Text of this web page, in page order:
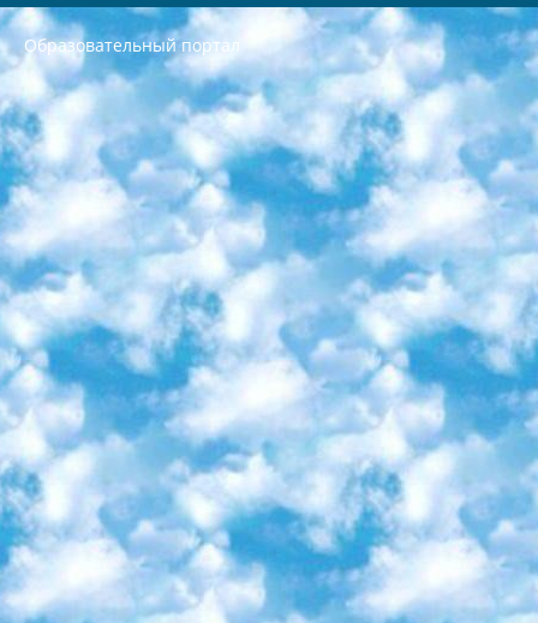
Образовательный портал
РЕСПУБЛИКА УЗБЕКИСТАН МИНИСТРЕРСТВО ДОШКОЛЬНОГО И ШКОЛЬНОГО ОБРАЗОВАНИЯ КОМАНДА в общеобразовательных учреждениях в 2023-2024 учебном году организация и проведение итоговой государственной аттестации обучающихся о Министра дошкольного и школьного образования Республики Узбекистан от 4 марта 2008 года (постановлением Минюста от 20 марта 2008 года № 1778 государственной регистрации) «Итоговое состояние учащихся общего среднего образования на основании положения об утверждении положения об аттестации общего среднего образования выпускной экзамен студентов в образовательных учреждениях в 2023-2024 учебном году В целях организации и прохождения аттестации приказываю: 1. Следующее: перечень предметов, по которым будет проводиться итоговая государственная аттестация и экзамен формы перевода согласно приложению 1; сертификаты международного образца, оценивающие уровень владения иностранными языками перечень согласно приложению 2; 2. Педагогический при специализированных образовательных учреждениях. научно-практический центр квалификации и международной оценки (Д.Давидова) 2024 г. До 25 марта: задания по предметам, по которым будет проводиться итоговая аттестация разработка и утверждение технических условий; итоговая аттестация на основании разработанного предметного задания разработка вопросов по предметам (устно и письменно), экзамен передача; общеобразовательные средние школы и специальные учебные заведения учащиеся выпускных классов школ и интернатов в агентской системе подготовка базы данных экзаменационных материалов и критериев оценки; перевод базы экзаменационных материалов на все языки обучения подать в Республиканский образовательный центр для изготовления; варианты экзаменов на основе разработанных контрольных материалов пусть будут поставлены задачи формирования. 3. Республиканский образовательный центр (Ш.Худайкулов) до 5 апреля 2024 года. до: база данных предоставленных экзаменационных материалов на все языки обучения перевод и экспертиза; для слепых, слабовидящих, глухих, слабослышащих и умственно отсталых детей учащиеся выпускных классов специализированных школ и школ-интернатов база данных экзаменационных материалов на всех преподаваемых языках подготовка критериев оценки; специализированные школы для умственно отсталых детей и технологии для учащихся выпускных классов школ-интернатов разработка соответствующих рекомендаций и критериев проведения ЕГЭ по естествознанию давать задания. 4. Педагогический при специализированных образовательных учреждениях. Научно-практический центр навыков и международной оценки (Д.Давидова), Республика образовательный центр (Худайкулов Ш.) итоговый государственный аттестационный экзамен ориентирован на творческое и логическое мышление при подготовке базы материалов учитывать введение заданий. 5. Следует отметить, что: сертификат государственного образца о знании общеобразовательного предмета и как минимум национальный уровень B1 по предметам на иностранных языках, указанным в Приложении 2. или международно признанный сертификат эквивалентного уровня студенты, изучающие определенный предмет, освобождаются от экзамена; по соответствующим предметам запланирована итоговая государственная аттестация за день до дня, путем жеребьевки Рабочей группой (в письменной форме по предметам, проводимым в форме) из числа сформированных вариантов выбрано 2 варианта; 2 выбранных варианта экзамена анонсированы на официальном сайте министерства и все выпускники по всей стране на основе этих вариантов проводит итоговую государственную аттестацию. 6. Государственное образование учащихся средних общеобразовательных учреждений. знания в соответствии с квалификационными требованиями, которые необходимо приобрести на основании стандартов итоговый (выпускной) контроль для 9 и 11 классов в целях тестирования Экзамены (далее – экзамены) состоят из предметов, перечисленных в приложении 1. будет сделано. 7. Экзамены пройдут с 26 мая по 15 июня 2024 г. (кроме науки физического воспитания). 8. Физическая для учащихся 9 классов общесредних образовательных учреждений. Экзамены по предмету «Образование, квалификация медицина» 1-6 мая 2024 года. сотрудники перевести под присмотр (с отклонениями в физическом или умственном развитии) специализированная школа для детей, школы-интернаты и со сколиозом школы-интернаты санаторного типа для больных детей исключены). 9. Он был слепым, слабовидящим и имел нарушения опорно-двигательного аппарата. экзамены в специализированных школах и интернатах для детей должны проводиться исходя из требований, предъявляемых к общеобразовательным учреждениям (физкультура кроме науки). 10. Специализированная школа для глухих и слабослышащих детей. и экзамены в интернатах и быть реализован в виде письменного теста по математике. 11. Специальность для умственно отсталых детей. Для 9 класса Родной язык и литературное письмо Государственный язык (язык обучения – узбекский). для неклассов) написано Математическое письмо Письменная/устная история Узбекистана Физическое воспитание практично Итоговый контроль Для 11 класса Написание родного языка и литературы (эссе) Математическое письмо Узбекский язык (обучение на узбекском языке) не посещающее общее среднее образование для учреждений)/Образовательное учреждение выбор письменный и устный Иностранный язык письменный/устный Письменная/устная история Узбекистана *По выбору студента:  Химия  Физика  Основы государственного права  География 10 бесплатных образовательных ресурсов - Мы составили подборку онлайн-проектов с интерактивными упражнениями, видеолекциями и статьями. Они помогут вам обрести новые и освежить старые знания бесплатно. 1. «ИНТУИТ» Старейшая образовательная площадка Рунета. Здесь вы найдёте сотни текстовых и видеокурсов на десятки различных тем — от программирования до психологии. Многие курсы подготовлены российскими университетами и крупными международными компаниями вроде Intel и Microsoft. Самостоятельное обучение бесплатное, но желающие могут оплатить услуги персональных наставников. 2. «Смартия» знакомит с актуальными профессиями и подсказывает, как им обучаться. Выбрав заинтересовавшую вас специальность — SMM-специалист, фотограф, веб-дизайнер или другую, — увидите список необходимых для неё умений. Чтобы вы могли освоить их самостоятельно, для каждого умения площадка отображает подборку ссылок на учебные материалы. Хотя «Смартия» ориентируется на русскоязычную аудиторию, часть контента всё же доступна только на английском. 3. «Лекторий Физтеха» Проект Московского физико-технического института (Физтеха). С его помощью вы можете смотреть онлайн серии лекций, записанные на видео в этом вузе. В числе доступных предметов — физика, биология, химия, информационные технологии и другие. К некоторым лекциям администрация ресурса прилагает готовые конспекты, которые можно скачивать в PDF-формате. 4. ITMOcourses Онлайн-площадка Санкт-Петербургского национального исследовательского университета информационных технологий, механики и оптики (ИТМО). Ресурс предоставляет свободный доступ к курсам, разработанным в этом вузе. Каталог материалов разбит на четыре категории: «Оптические системы и технологии», «Приборостроение и робототехника», «Информационные технологии» и «Биотехнологии». Курсы состоят из видеолекций, интерактивных демонстраций и заданий. 5. «КиберЛенинка» Электронная научная библиотека открытого доступа. Каталог площадки регулярно обрастает текстами статей из различных научных изданий. Сгруппированные по журналам и рубрикам публикации можно читать онлайн или скачивать целиком в PDF-формате. Проект нацелен на популяризацию науки за счёт открытого доступа к качественной информации. 6. «ПостНаука» На этом ресурсе публикуют подборки видеолекций, составленные экспертами из разных отраслей и объединённые общими темами. Среди них, к примеру, есть серии «Биоинформатика и геномика», «Культура средневековой Скандинавии» и Cinema Studies о теории кино. Каждая подборка лекций — логически связанная история, рассказанная экспертом от первого лица. Кроме того, на сайте появляются научно-образовательные статьи и тесты на разные темы. 7. «Newочём» Команда проекта «Newочём» отбирает самые интересные тексты из англоязычных СМИ и переводит те из них, за которые голосуют участники сообщества «ВКонтакте». По большей части это научно-популярные статьи. Редакторы придумывают лишь заголовки, в остальном содержание переводов соответствует оригиналам. Полные тексты можно читать прямо в социальной сети. 8. InternetUrok Онлайн-база материалов по основным дисциплинам школьной программы. Информация на сайте структурирована по классам, предметам и темам (урокам). Каждый урок состоит из видеолекций и конспектов. Есть также интерактивные тренажёры и тесты для закрепления пройденного материала. Даже если вы давно окончили школу, возможность повторить программу старших классов всегда может пригодиться. 9. Edutainme Ещё один ресурс об образовании. В отличие от Newtonew, как мне кажется, Edutainme больше ориентируется на представителей индустрии: педагогов, предпринимателей, разработчиков образовательных проектов. Но и любой, кто просто стремится к саморазвитию, найдёт на сайте много полезного и интересного для себя. Например, информацию о новых курсах и образовательных сервисах. 10. Newtonew Онлайн-медиа об образовании и обучении в широком смысле. Авторы Newtonew пишут об инструментах, заведениях, тактиках и стратегиях, которые помогают учить других и получать новые знания самостоятельно. На этой площадке вы найдёте новости, обзоры, аналитические мат